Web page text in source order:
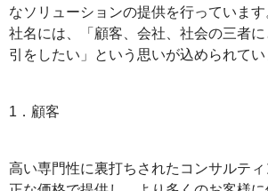
なソリューションの提供を行っています
社名には、「顧客、会社、社会の三者
引をしたい」という思いが込められてい
1．顧客
高い専門性に裏打ちされたコンサルテ